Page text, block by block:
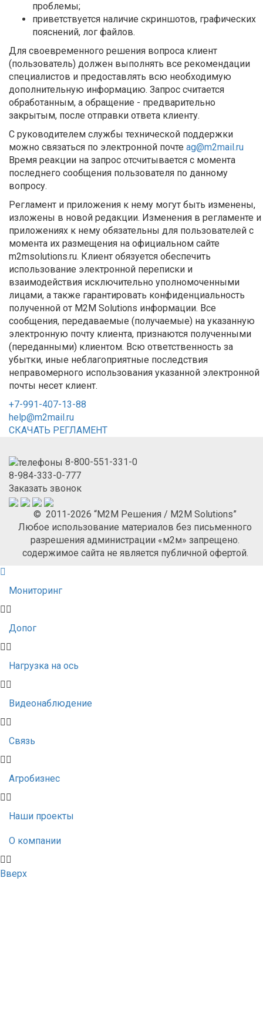
проблемы;
приветствуется наличие скриншотов, графических
пояснений, лог файлов.
Для своевременного решения вопроса клиент
(пользователь) должен выполнять все рекомендации
специалистов и предоставлять всю необходимую
дополнительную информацию. Запрос считается
обработанным, а обращение - предварительно
закрытым, после отправки ответа клиенту.
С руководителем службы технической поддержки
можно связаться по электронной почте ag@m2mail.ru
Время реакции на запрос отсчитывается с момента
последнего сообщения пользователя по данному
вопросу.
Регламент и приложения к нему могут быть изменены,
изложены в новой редакции. Изменения в регламенте и
приложениях к нему обязательны для пользователей с
момента их размещения на официальном сайте
m2msolutions.ru. Клиент обязуется обеспечить
использование электронной переписки и
взаимодействия исключительно уполномоченными
лицами, а также гарантировать конфиденциальность
полученной от M2M Solutions информации. Все
сообщения, передаваемые (получаемые) на указанную
электронную почту клиента, признаются полученными
(переданными) клиентом. Всю ответственность за
убытки, иные неблагоприятные последствия
неправомерного использования указанной электронной
почты несет клиент.
+7-991-407-13-88
help@m2mail.ru
СКАЧАТЬ РЕГЛАМЕНТ
8-800-551-331-0
8-984-333-0-777
Заказать звонок
© 2011-2026 “М2М Решения / M2M Solutions”
Любое использование материалов без письменного
разрешения администрации «м2м» запрещено.
содержимое сайта не является публичной офертой.
Мониторинг
Допог
Нагрузка на ось
Видеонаблюдение
Связь
Агробизнес
Наши проекты
О компании
Вверх